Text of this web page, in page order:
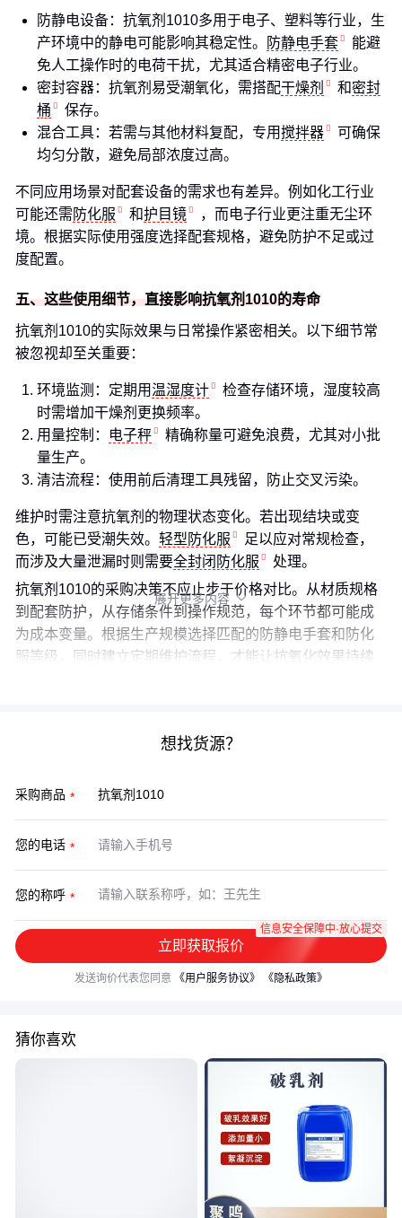
防静电设备：抗氧剂1010多用于电子、塑料等行业，生
产环境中的静电可能影响其稳定性。
防静电手套
能避
免人工操作时的电荷干扰，尤其适合精密电子行业。
密封容器：抗氧剂易受潮氧化，需搭配干燥剂 和密封
桶
保存。
混合工具：若需与其他材料复配，专用搅拌器
可确保
均匀分散，避免局部浓度过高。
不同应用场景对配套设备的需求也有差异。例如化工行业
可能还需 防化服 和护目镜
，而电子行业更注重无尘环
境。根据实际使用强度选择配套规格，避免防护不足或过
度配置。
五、这些使用细节，直接影响抗氧剂1010的寿命
抗氧剂1010的实际效果与日常操作紧密相关。以下细节常
被忽视却至关重要：
环境监测：定期用温湿度计
检查存储环境，湿度较高
时需增加干燥剂更换频率。
用量控制：
电子秤
精确称量可避免浪费，尤其对小批
量生产。
清洁流程：使用前后清理工具残留，防止交叉污染。
维护时需注意抗氧剂的物理状态变化。若出现结块或变
色，可能已受潮失效。 轻型防化服
足以应对常规检查，
而涉及大量泄漏时则需要全封闭防化服
处理。
抗氧剂1010的采购决策不应止步于价格对比。从材质规格
到配套防护，从存储条件到操作规范，每个环节都可能成
为成本变量。根据生产规模选择匹配的防静电手套和防化
服等级，同时建立定期维护流程，才能让抗氧化效果持续
展开更多内容 
想找货源？
采购商品
您的电话
您的称呼
立即获取报价
信息安全保障中·放心提交
发送询价代表您同意 《用户服务协议》 《隐私政策》
猜你喜欢